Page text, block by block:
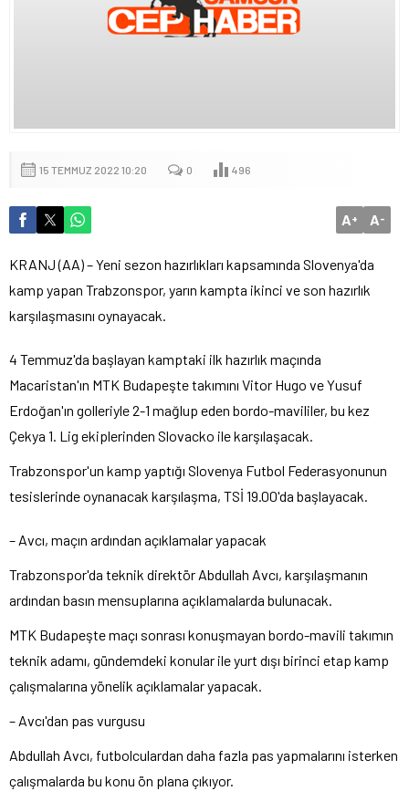
15 TEMMUZ 2022 10:20 0 496
A+ A-
KRANJ (AA) – Yeni sezon hazırlıkları kapsamında Slovenya'da
kamp yapan Trabzonspor, yarın kampta ikinci ve son hazırlık
karşılaşmasını oynayacak.
4 Temmuz'da başlayan kamptaki ilk hazırlık maçında
Macaristan'ın MTK Budapeşte takımını Vitor Hugo ve Yusuf
Erdoğan'ın golleriyle 2-1 mağlup eden bordo-mavililer, bu kez
Çekya 1. Lig ekiplerinden Slovacko ile karşılaşacak.
Trabzonspor'un kamp yaptığı Slovenya Futbol Federasyonunun
tesislerinde oynanacak karşılaşma, TSİ 19.00'da başlayacak.
– Avcı, maçın ardından açıklamalar yapacak
Trabzonspor'da teknik direktör Abdullah Avcı, karşılaşmanın
ardından basın mensuplarına açıklamalarda bulunacak.
MTK Budapeşte maçı sonrası konuşmayan bordo-mavili takımın
teknik adamı, gündemdeki konular ile yurt dışı birinci etap kamp
çalışmalarına yönelik açıklamalar yapacak.
– Avcı'dan pas vurgusu
Abdullah Avcı, futbolculardan daha fazla pas yapmalarını isterken
çalışmalarda bu konu ön plana çıkıyor.